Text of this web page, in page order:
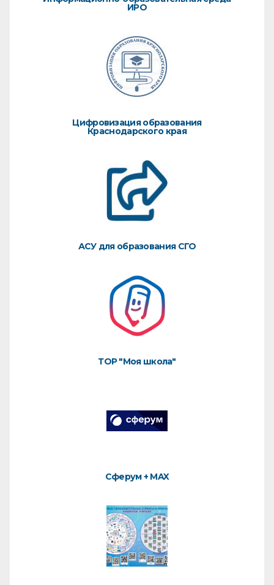
ИРО
Цифровизация образования
Краснодарского края
АСУ для образования СГО
ТОР "Моя школа"
Сферум + MAX